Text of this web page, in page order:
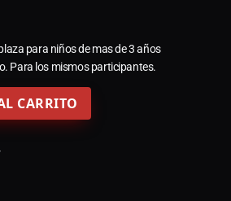
para niños de mas de 3 años
Para los mismos participantes.
CARRITO